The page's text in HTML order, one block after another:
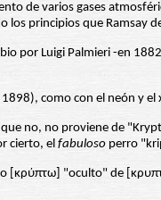
de varios gases
los principios que Ramsay
por Luigi Palmieri -en
como con el neón y el
que no, no proviene de
cierto, el fabuloso perro
[κρύπτω] "oculto" de